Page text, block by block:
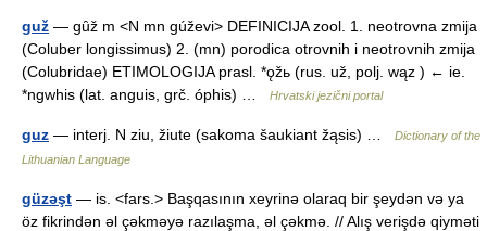
guž — gȗž m <N mn gúževi> DEFINICIJA zool. 1. neotrovna zmija
(Coluber longissimus) 2. (mn) porodica otrovnih i neotrovnih zmija
(Colubridae) ETIMOLOGIJA prasl. *ǫžь (rus. už, polj. wąz ) ← ie.
*ngwhis (lat. anguis, grč. óphis) …
Hrvatski jezični portal
guz — interj. N ziu, žiute (sakoma šaukiant žąsis) …
Dictionary of the
Lithuanian Language
güzəşt — is. <fars.> Başqasının xeyrinə olaraq bir şeydən və ya
öz fikrindən əl çəkməyə razılaşma, əl çəkmə. // Alış verişdə qiyməti